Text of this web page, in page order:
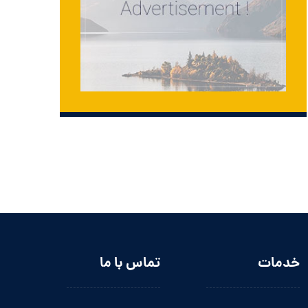
خدمات تماس با ما